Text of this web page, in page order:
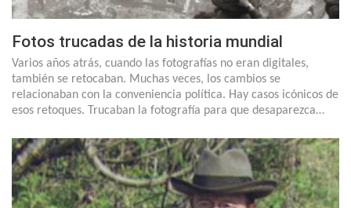
Fotos trucadas de la historia mundial
Varios años atrás, cuando las fotografías no eran digitales,
también se retocaban. Muchas veces, los cambios se
relacionaban con la conveniencia política. Hay casos icónicos de
esos retoques. Trucaban la fotografía para que desaparezca…